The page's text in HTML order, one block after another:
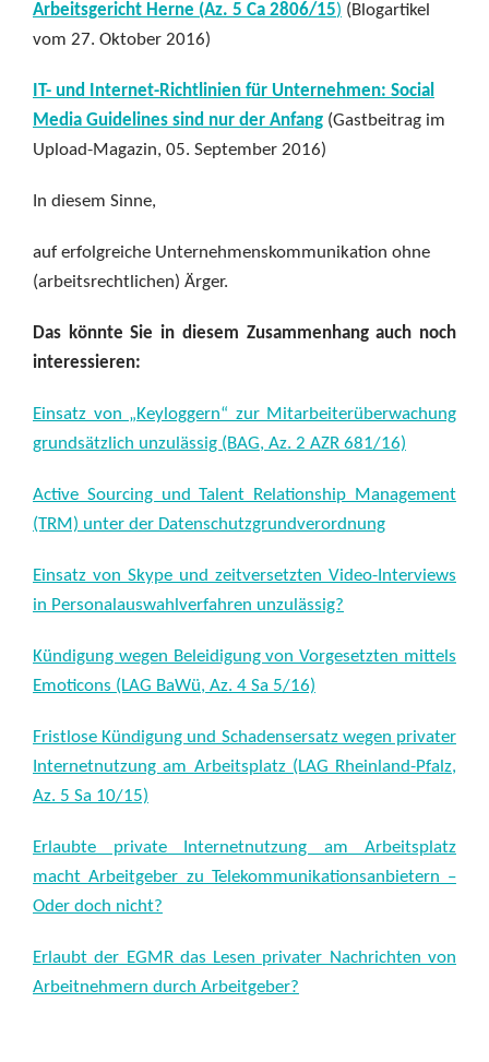
Arbeitsgericht Herne (Az. 5 Ca 2806/15) (Blogartikel
vom 27. Oktober 2016)
IT- und Internet-Richtlinien für Unternehmen: Social
Media Guidelines sind nur der Anfang (Gastbeitrag im
Upload-Magazin, 05. September 2016)
In diesem Sinne,
auf erfolgreiche Unternehmenskommunikation ohne
(arbeitsrechtlichen) Ärger.
Das könnte Sie in diesem Zusammenhang auch noch
interessieren:
Einsatz von „Keyloggern“ zur Mitarbeiterüberwachung
grundsätzlich unzulässig (BAG, Az. 2 AZR 681/16)
Active Sourcing und Talent Relationship Management
(TRM) unter der Datenschutzgrundverordnung
Einsatz von Skype und zeitversetzten Video-Interviews
in Personalauswahlverfahren unzulässig?
Kündigung wegen Beleidigung von Vorgesetzten mittels
Emoticons (LAG BaWü, Az. 4 Sa 5/16)
Fristlose Kündigung und Schadensersatz wegen privater
Internetnutzung am Arbeitsplatz (LAG Rheinland-Pfalz,
Az. 5 Sa 10/15)
Erlaubte private Internetnutzung am Arbeitsplatz
macht Arbeitgeber zu Telekommunikationsanbietern –
Oder doch nicht?
Erlaubt der EGMR das Lesen privater Nachrichten von
Arbeitnehmern durch Arbeitgeber?